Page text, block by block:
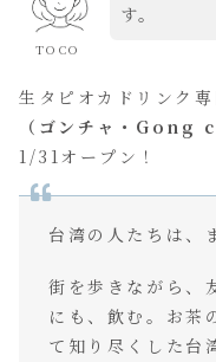
TOCO
す。
生タピオカドリンク
（ゴンチャ・Gong
1/31オープン！
台湾の人たちは、
街を歩きながら、
にも、飲む。お茶
て知り尽くした台